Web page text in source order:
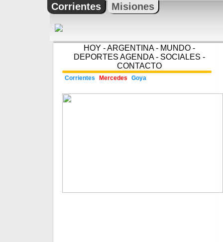
Corrientes Misiones
HOY -ARGENTINA- MUNDO -
DEPORTES AGENDA- SOCIALES -
CONTACTO
Corrientes Mercedes Goya